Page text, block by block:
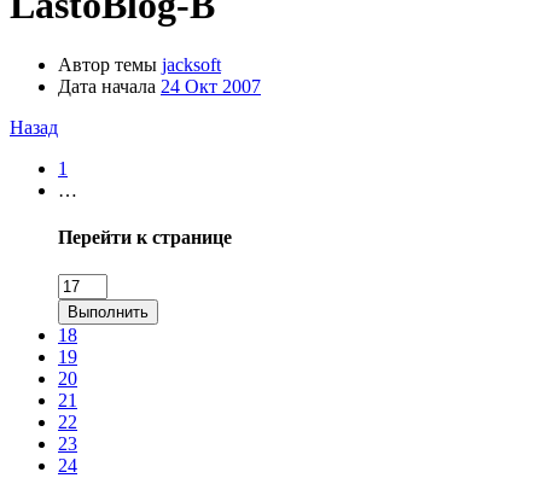
Автор темы jacksoft
Дата начала 24 Окт 2007
Назад
1
…
Перейти к странице
Выполнить
18
19
20
21
22
23
24